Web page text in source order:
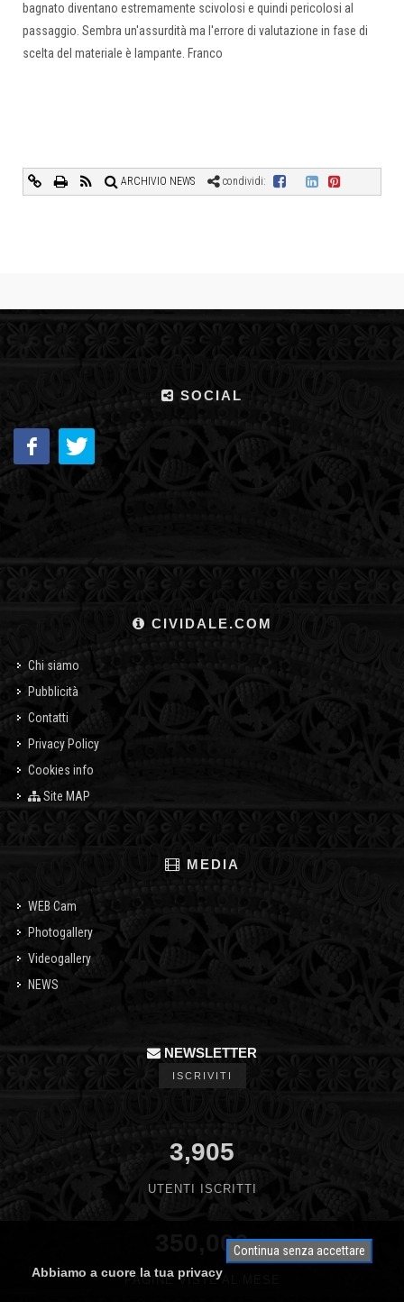
bagnato diventano estremamente scivolosi e quindi pericolosi al
passaggio. Sembra un'assurdità ma l'errore di valutazione in fase di
scelta del materiale è lampante. Franco
ARCHIVIO NEWS condividi:
SOCIAL
CIVIDALE.COM
Chi siamo
Pubblicità
Contatti
Privacy Policy
Cookies info
Site MAP
MEDIA
WEB Cam
Photogallery
Videogallery
NEWS
NEWSLETTER
ISCRIVITI
3,905
UTENTI ISCRITTI
350,000
PAGINE VISTE AL MESE
Continua senza accettare
Abbiamo a cuore la tua privacy